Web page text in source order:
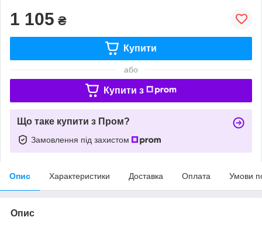
1 105 ₴
Купити
або
Купити з
Що таке купити з Пром?
Замовлення під захистом
Опис Характеристики Доставка Оплата Умови
Опис